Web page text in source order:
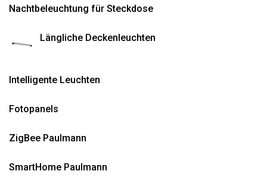
Nachtbeleuchtung für Steckdose
Längliche Deckenleuchten
Intelligente Leuchten
Fotopanels
ZigBee Paulmann
SmartHome Paulmann